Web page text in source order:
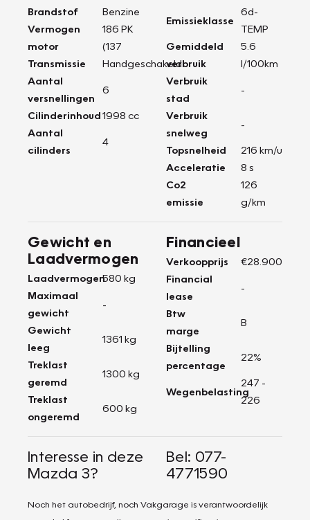
Brandstof
Benzine
Vermogen
motor
186 PK
(137
Transmissie
Handgeschakeld
Aantal
versnellingen
6
Cilinderinhoud1998 cc
Aantal
cilinders
4
Emissieklasse
6d-
TEMP
Gemiddeld
verbruik
5.6
l/100km
Verbruik
stad
-
Verbruik
snelweg
-
Topsnelheid
216 km/u
Acceleratie
8 s
Co2
emissie
126
g/km
Gewicht en
Laadvermogen
Laadvermogen580 kg
Maximaal
gewicht
-
Gewicht
leeg
1361 kg
Treklast
geremd
1300 kg
Treklast
ongeremd
600 kg
Financieel
Verkoopprijs
€28.900
Financial
lease
-
Btw
marge
B
Bijtelling
percentage
22%
Wegenbelasting
247 -
226
Interesse in deze
Mazda 3?
Bel: 077-
4771590
Noch het autobedrijf, noch Vakgarage is verantwoordelijk